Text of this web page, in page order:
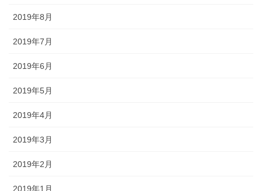
2019年8月
2019年7月
2019年6月
2019年5月
2019年4月
2019年3月
2019年2月
2019年1月